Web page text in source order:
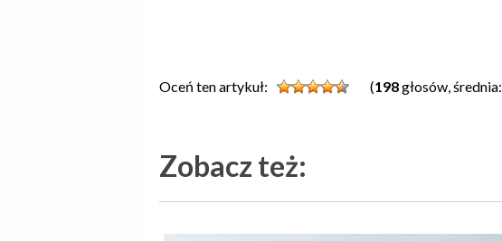
Oceń ten artykuł: (198głosów, średnia:
Zobacz też: